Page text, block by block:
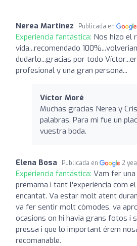
Nerea Martinez Publicada en
Experiencia fantástica: Nos hizo el
vida...recomendado
dudarlo...gracias por todo
profesional y una gran persona...
Víctor Moré
Muchas gracias Nerea y
palabras. Para mi fue un
vuestra boda.
Elena Bosa Publicada en 2
Experiencia fantástica: Vam fer
premama i tant l'experiència com
encantat. Va estar molt atent
va fer sentir molt còmodes, va
ocasions on hi havia grans fotos i
pressa i que lo important érem
recomanable.